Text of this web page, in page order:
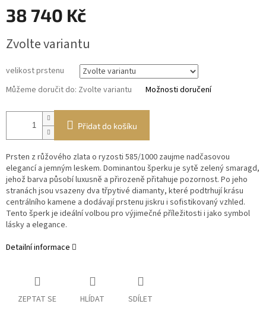
38 740 Kč
cena:
Zvolte variantu
velikost prstenu
Můžeme doručit do: Zvolte variantu Možnosti doručení
Přidat do košíku
Prsten z růžového zlata o ryzosti 585/1000 zaujme nadčasovou
elegancí a jemným leskem. Dominantou šperku je sytě zelený smaragd,
jehož barva působí luxusně a přirozeně přitahuje pozornost. Po jeho
stranách jsou vsazeny dva třpytivé diamanty, které podtrhují krásu
centrálního kamene a dodávají prstenu jiskru i sofistikovaný vzhled.
Tento šperk je ideální volbou pro výjimečné příležitosti i jako symbol
lásky a elegance.
Detailní informace
ZEPTAT SE HLÍDAT SDÍLET